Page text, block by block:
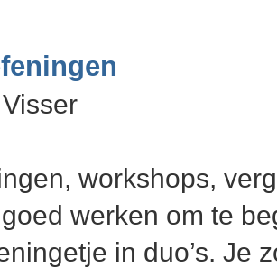
workshops,
werken om te
in duo’s. Je